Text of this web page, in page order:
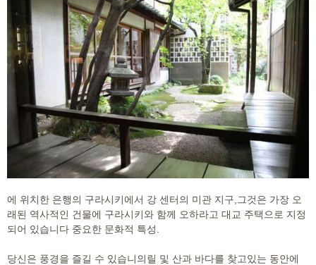
에 위치한 은행의 구라시키에서 강 센터의 미관 지구,그것은 가장 오
래된 역사적인 건물에 구라시키와 함께 오하라고 대교 주택으로 지정
되어 있습니다 중요한 문화적 특성.
당신은 풍경을 즐길 수 있습니의릴 및 산과 바다를 찾고있는 동안에